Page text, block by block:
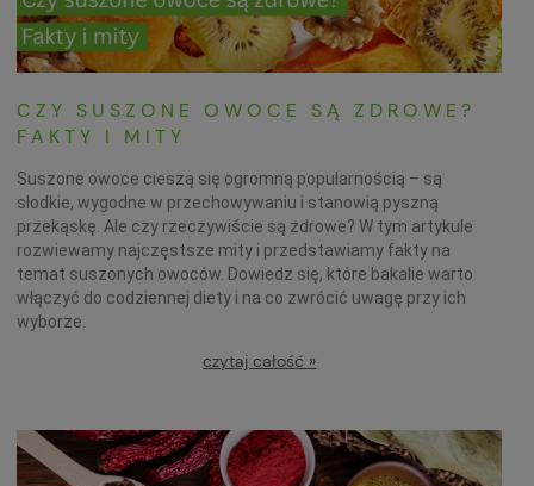
CZY SUSZONE OWOCE SĄ ZDROWE?
FAKTY I MITY
Suszone owoce cieszą się ogromną popularnością – są
słodkie, wygodne w przechowywaniu i stanowią pyszną
przekąskę. Ale czy rzeczywiście są zdrowe? W tym artykule
rozwiewamy najczęstsze mity i przedstawiamy fakty na
temat suszonych owoców. Dowiedz się, które bakalie warto
włączyć do codziennej diety i na co zwrócić uwagę przy ich
wyborze.
czytaj całość »